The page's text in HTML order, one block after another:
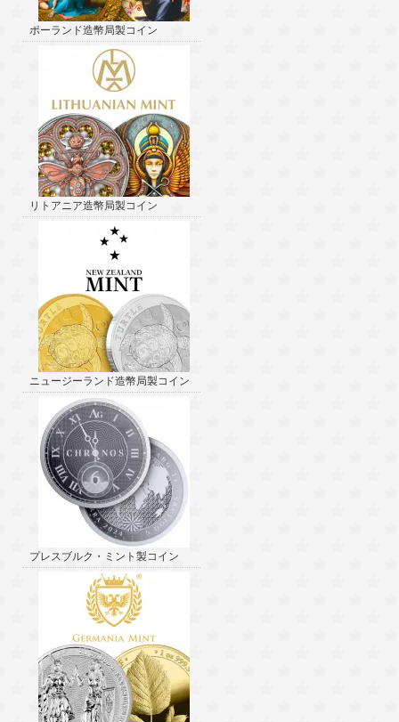
ポーランド造幣局製コイン
リトアニア造幣局製コイン
ニュージーランド造幣局製コイン
プレスブルク・ミント製コイン